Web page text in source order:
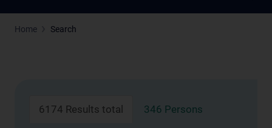
Home Search
6174 Results total 346 Persons